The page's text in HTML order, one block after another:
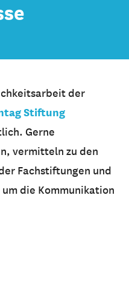
der
Stiftung
Gerne
vermitteln zu den
Fachstiftungen und
die Kommunikation